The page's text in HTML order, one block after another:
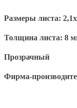
Размеры листа:
Толщина листа: 8
Прозрачный
Фирма-